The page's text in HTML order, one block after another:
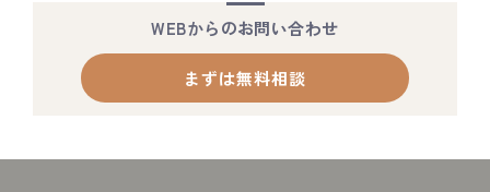
WEBからのお問い合わせ
まずは無料相談